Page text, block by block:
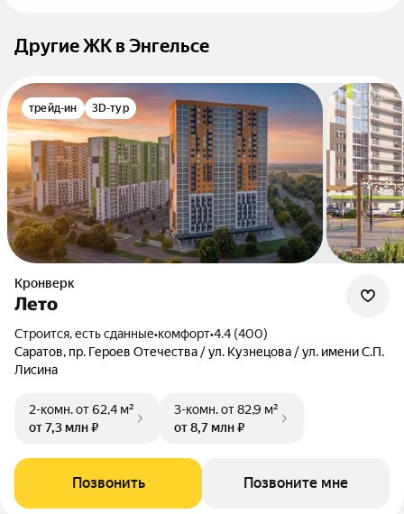
Другие ЖК в Энгельсе
трейд-ин 3D-тур
Кронверк
Лето
Строится, есть сданные•комфорт•4.4 (400)
Саратов, пр. Героев Отечества / ул. Кузнецова / ул. имени С.П.
Лисина
2-комн.от 62,4 м²
от 7,3 млн ₽
3-комн.от 82,9 м²
от 8,7 млн ₽
Позвонить Позвоните мне